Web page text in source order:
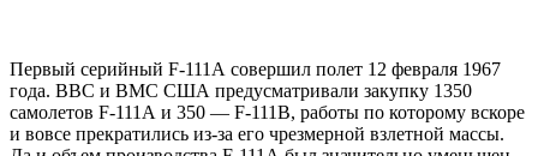
Первый серийный F-111А совершил полет 12 февраля 1967
года. ВВС и ВМС США предусматривали закупку 1350
самолетов F-111А и 350 — F-111В, работы по которому вскоре
и вовсе прекратились из-за его чрезмерной взлетной массы.